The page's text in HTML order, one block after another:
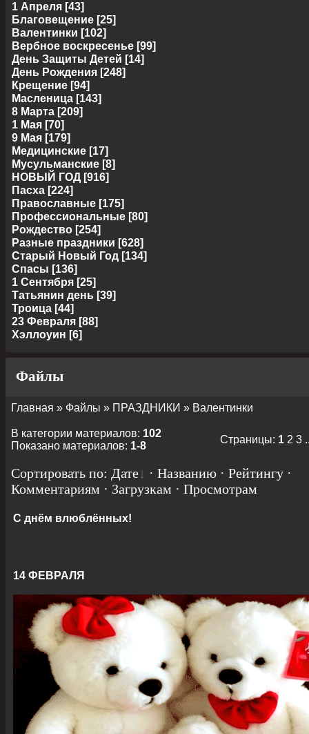
1 Апреля [43]
Благовещение [25]
Валентинки [102]
Вербное воскресенье [99]
День Защиты Детей [14]
День Рождения [248]
Крещение [94]
Масленица [143]
8 Марта [209]
1 Мая [70]
9 Мая [179]
Медицинские [17]
Мусульманские [8]
НОВЫЙ ГОД [916]
Пасха [224]
Православные [175]
Профессиональные [80]
Рождество [254]
Разные праздники [628]
Старый Новый Год [134]
Спасы [136]
1 Сентября [25]
Татьянин день [39]
Троица [44]
23 Февраля [88]
Хэллоуин [6]
Файлы
Главная » Файлы » ПРАЗДНИКИ » Валентинки
В категории материалов: 102
Показано материалов: 1-8
Страницы: 1 2 3
Сортировать по: Дате · Названию · Рейтингу ·
Комментариям · Загрузкам · Просмотрам
С днём влюблённых!
14 ФЕВРАЛЯ